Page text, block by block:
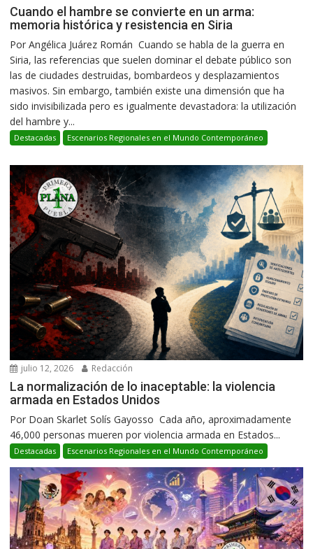
Cuando el hambre se convierte en un arma:
memoria histórica y resistencia en Siria
Por Angélica Juárez Román Cuando se habla de la guerra en
Siria, las referencias que suelen dominar el debate público son
las de ciudades destruidas, bombardeos y desplazamientos
masivos. Sin embargo, también existe una dimensión que ha
sido invisibilizada pero es igualmente devastadora: la utilización
del hambre y...
Destacadas Escenarios Regionales en el Mundo Contemporáneo
julio 12, 2026 Redacción
La normalización de lo inaceptable: la violencia
armada en Estados Unidos
Por Doan Skarlet Solís Gayosso Cada año, aproximadamente
46,000 personas mueren por violencia armada en Estados...
Destacadas Escenarios Regionales en el Mundo Contemporáneo